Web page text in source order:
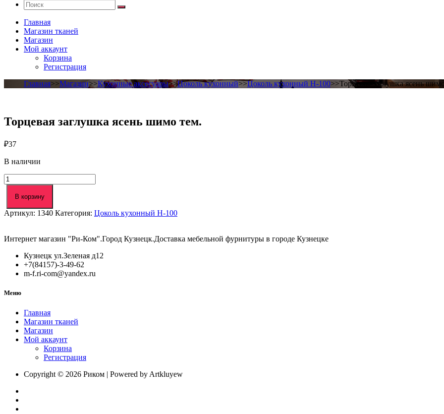
Главная
Магазин тканей
Магазин
Мой аккаунт
Корзина
Регистрация
Главная>>Магазин>>Кухонные аксесуары>>Цоколь кухонный>>Цоколь кухонный Н-100>>Торцевая заглушка ясень
Торцевая заглушка ясень шимо тем.
₽37
В наличии
Количество
товара
Торцевая
ясень
В корзину
Артикул: 1340 Категория: Цоколь кухонный Н-100
Интернет магазин "Ри-Ком".Город Кузнецк.Доставка мебельной фурнитуры в городе Кузнецке
Кузнецк ул.Зеленая д12
+7(84157)-3-49-62
m-f.ri-com@yandex.ru
Меню
Главная
Магазин тканей
Магазин
Мой аккаунт
Корзина
Регистрация
Copyright © 2026 Риком | Powered by Artkluyew